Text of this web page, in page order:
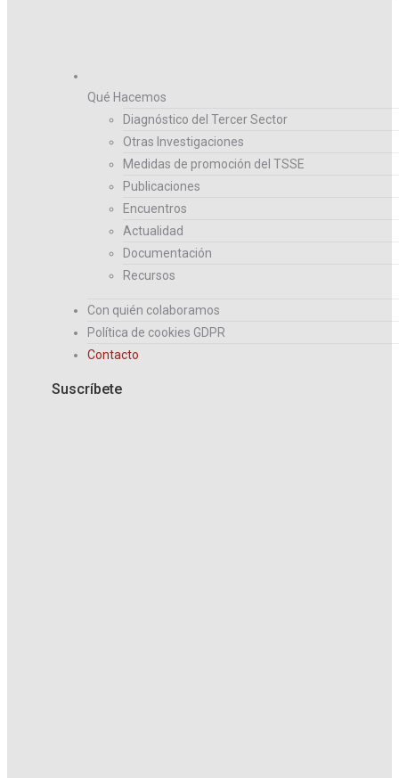
Qué Hacemos
Diagnóstico del Tercer Sector
Otras Investigaciones
Medidas de promoción del TSSE
Publicaciones
Encuentros
Actualidad
Documentación
Recursos
Con quién colaboramos
Política de cookies GDPR
Contacto
Suscríbete